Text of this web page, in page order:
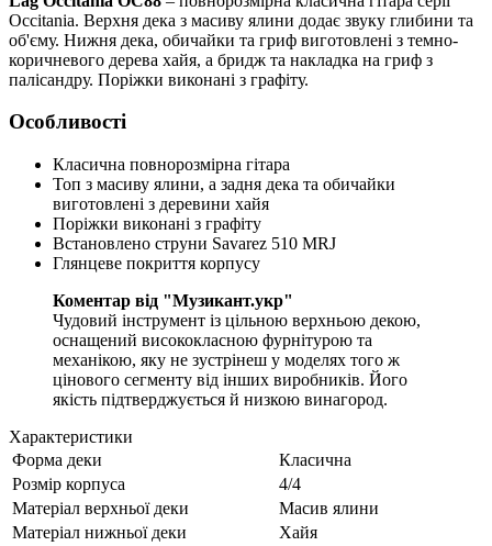
Occitania. Верхня дека з масиву ялини додає звуку глибини та
об'єму. Нижня дека, обичайки та гриф виготовлені з темно-
коричневого дерева хайя, а бридж та накладка на гриф з
палісандру. Поріжки виконані з графіту.
Особливості
Класична повнорозмірна гітара
Топ з масиву ялини, а задня дека та обичайки
виготовлені з деревини хайя
Поріжки виконані з графіту
Встановлено струни Savarez 510 MRJ
Глянцеве покриття корпусу
Коментар від "Музикант.укр"
Чудовий інструмент із цільною верхньою декою,
оснащений висококласною фурнітурою та
механікою, яку не зустрінеш у моделях того ж
цінового сегменту від інших виробників. Його
якість підтверджується й низкою винагород.
Характеристики
Форма деки
Класична
Розмір корпуса
4/4
Матеріал верхньої деки
Масив ялини
Матеріал нижньої деки
Хайя